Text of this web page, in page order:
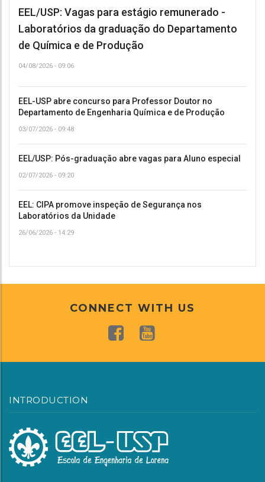
EEL/USP: Vagas para estágio remunerado -
Laboratórios da graduação do Departamento
de Química e de Produção
04/08/2026 - 09:06
EEL-USP abre concurso para Professor Doutor no
Departamento de Engenharia Química e de Produção
03/07/2026 - 09:48
EEL/USP: Pós-graduação abre vagas para Aluno especial
02/07/2026 - 09:20
EEL: CIPA promove inspeção de Segurança nos
Laboratórios da Unidade
26/06/2026 - 14:29
CONNECT WITH US
INTRODUCTION